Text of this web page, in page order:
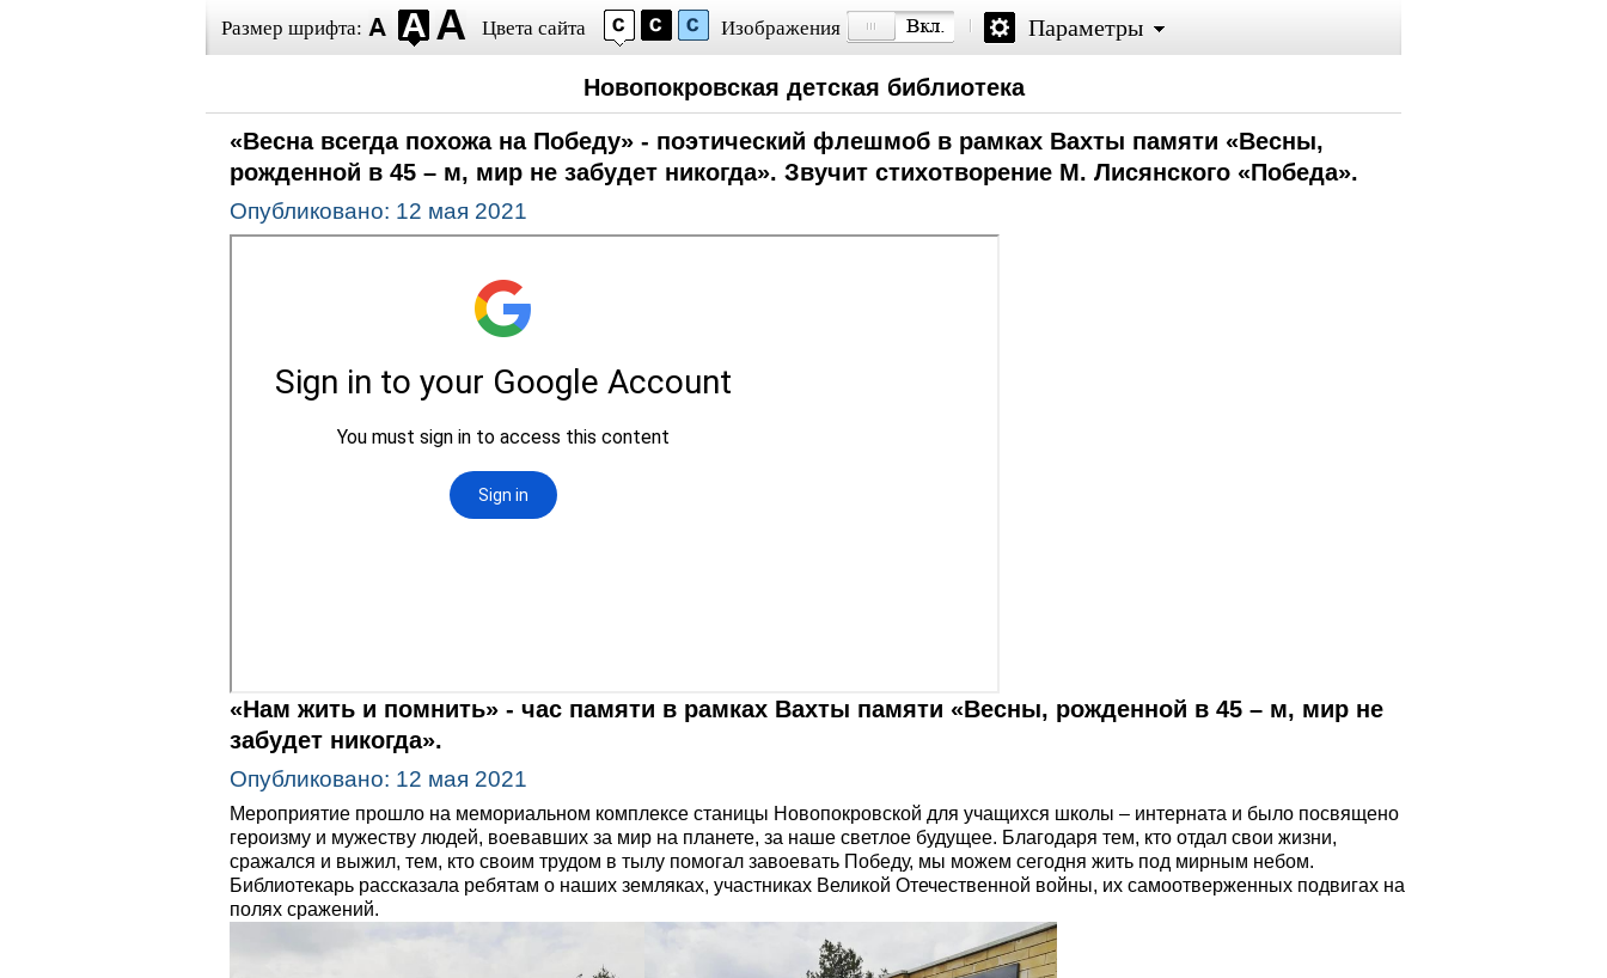
Размер шрифта: Цвета сайта Изображения Параметры
Новопокровская детская библиотека
«Весна всегда похожа на Победу» - поэтический флешмоб в рамках Вахты памяти «Весны,
рожденной в 45 – м, мир не забудет никогда». Звучит стихотворение М. Лисянского «Победа».
Опубликовано: 12 мая 2021
«Нам жить и помнить» - час памяти в рамках Вахты памяти «Весны, рожденной в 45 – м, мир не
забудет никогда».
Опубликовано: 12 мая 2021
Мероприятие прошло на мемориальном комплексе станицы Новопокровской для учащихся школы – интерната и было посвящено
героизму и мужеству людей, воевавших за мир на планете, за наше светлое будущее. Благодаря тем, кто отдал свои жизни,
сражался и выжил, тем, кто своим трудом в тылу помогал завоевать Победу, мы можем сегодня жить под мирным небом.
Библиотекарь рассказала ребятам о наших земляках, участниках Великой Отечественной войны, их самоотверженных подвигах на
полях сражений.